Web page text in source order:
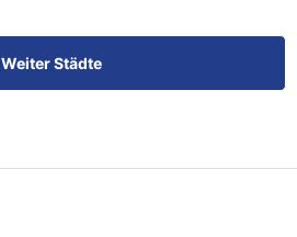
Weiter Städte